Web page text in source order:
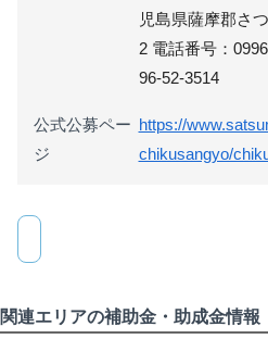
児島県薩摩郡さ
2 電話番号：
96-52-3514
公式公募ペー
ジ
https://
chikusangyo/
関連エリアの補助金・助成金情報